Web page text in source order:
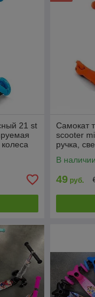
21 st
Самокат
scooter
ручка,
В наличии
49 руб.